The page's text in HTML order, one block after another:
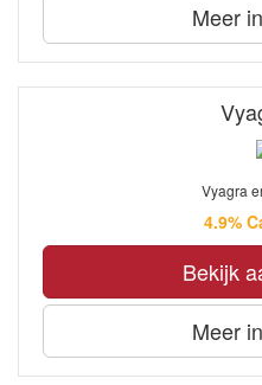
Meer
Vyagra
4.9%
Bekijk
Meer